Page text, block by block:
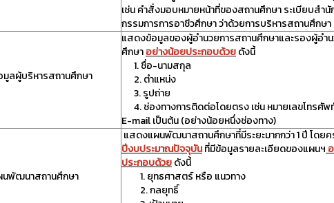
เช่น คำสั่งมอบหมายหน้าที่ของสถานศึกษา ระเบียบสำ
กรรมการการอาชีวศึกษา ว่าด้วยการบริหารสถานศึกษา
มูลผู้บริหารสถานศึกษา
แสดงข้อมูลของผู้อำนวยการสถานศึกษาและรองผู้อำ
ศึกษาอย่างน้อยประกอบด้วยดังนี้
1. ชื่อ-นามสกุล
2. ตำแหน่ง
3. รูปถ่าย
4. ช่องทางการติดต่อโดยตรง เช่น หมายเลขโทรศัพ
E-mail เป็นต้น (อย่างน้อยหนึ่งช่องทาง)
นพัฒนาสถานศึกษา
แสดงแผนพัฒนาสถานศึกษาที่มีระยะมากกว่า 1 ปี โดย
ปีงบประมาณปัจจุบันที่มีข้อมูลรายละเอียดของแผนฯ
ประกอบด้วยดังนี้
1. ยุทธศาสตร์ หรือ แนวทาง
2. กลยุทธิ์